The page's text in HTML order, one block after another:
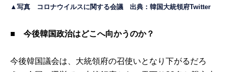
▲写真 コロナウイルスに関する会議 出典：韓国大統領府Twitter
■ 今後韓国政治はどこへ向かうのか？
今後韓国議会は、大統領府の召使いとなり下がるだろ